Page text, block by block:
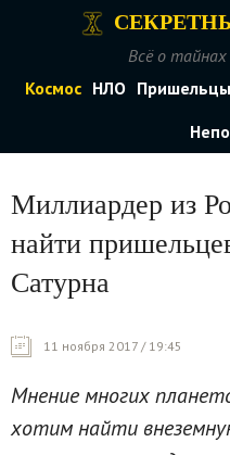
Всё о
Космос НЛО Пришельцы
Миллиардер из
найти
Сатурна
11 ноября 2017 / 19:45
Мнение многих
хотим найти